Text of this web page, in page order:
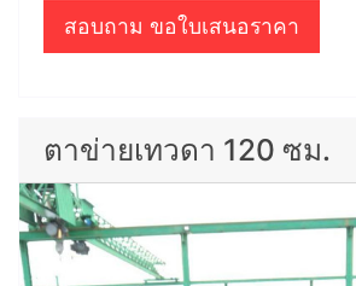
สอบถาม ขอใบเสนอราคา
ตาข่ายเทวดา 120 ซม.